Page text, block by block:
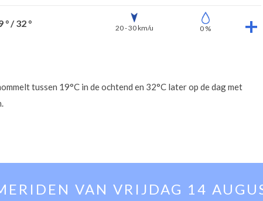
° / 32 ° 20 - 30 km/u 0 %
tussen 19°C in de ochtend en 32°C later op de dag met
VAN VRIJDAG 14